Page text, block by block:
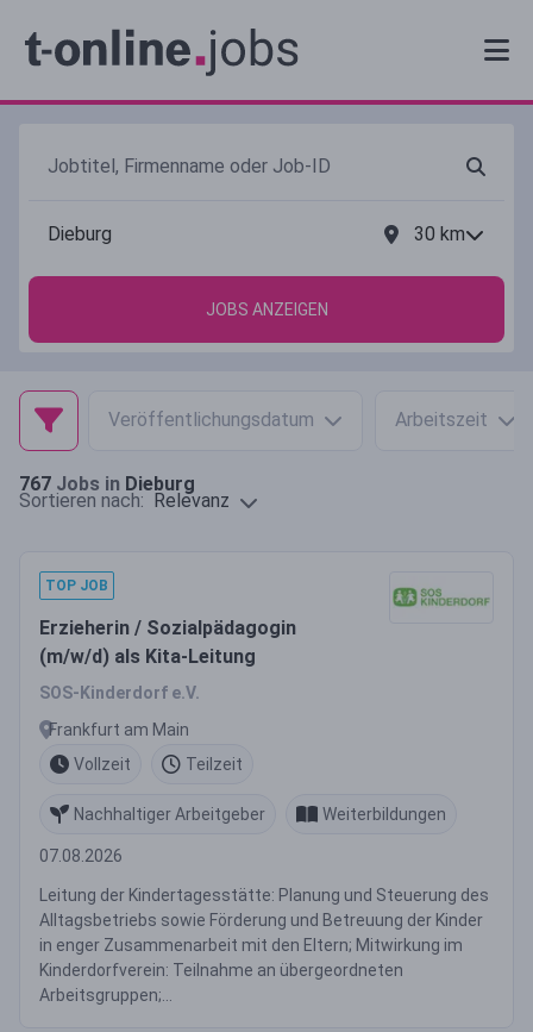
30 km
JOBS ANZEIGEN
Veröffentlichungsdatum Arbeitszeit
767 Jobs in Dieburg
Sortieren nach: Relevanz
TOP JOB
Erzieherin / Sozialpädagogin
(m/w/d) als Kita-Leitung
SOS-Kinderdorf e.V.
Frankfurt am Main
Vollzeit
Teilzeit
Nachhaltiger Arbeitgeber Weiterbildungen
07.08.2026
Leitung der Kindertagesstätte: Planung und Steuerung des
Alltagsbetriebs sowie Förderung und Betreuung der Kinder
in enger Zusammenarbeit mit den Eltern; Mitwirkung im
Kinderdorfverein: Teilnahme an übergeordneten
Arbeitsgruppen;...